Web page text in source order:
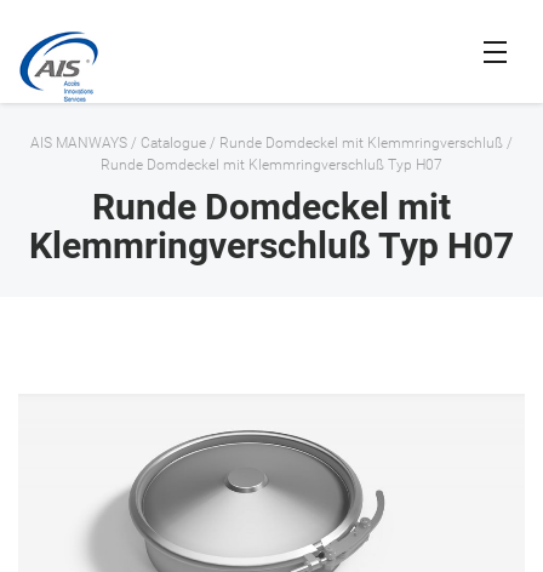
AIS MANWAYS / Catalogue / Runde Domdeckel mit Klemmringverschluß /
Runde Domdeckel mit Klemmringverschluß Typ H07
Runde Domdeckel mit
Klemmringverschluß Typ H07